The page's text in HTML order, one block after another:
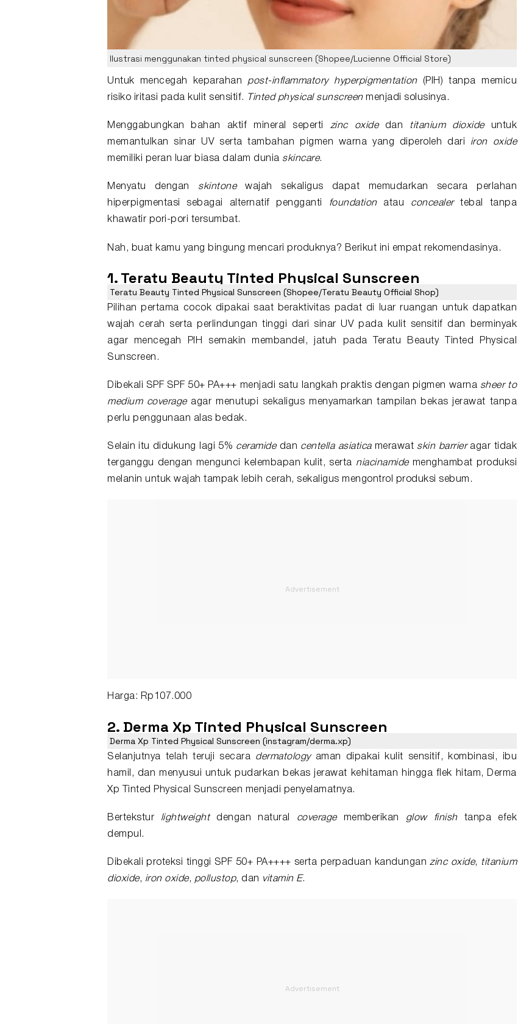
Ilustrasi menggunakan tinted physical sunscreen (Shopee/Lucienne Official Store)
Untuk mencegah keparahan post-inflammatory hyperpigmentation( PIH ) tanpa memicu
risiko iritasi pada kulit sensitif. Tinted physical sunscreen menjadi solusinya.
Menggabungkan bahan aktif mineral seperti zinc oxidedan titanium dioxideuntuk
memantulkan sinar UV serta tambahan pigmen warna yang diperoleh dari iron oxide
memiliki peran luar biasa dalam dunia skincare.
Menyatu dengan skintonewajah sekaligus dapat memudarkan secara perlahan
hiperpigmentasi sebagai alternatif pengganti
foundationatau concealertebal tanpa
khawatir pori-pori tersumbat.
Nah, buat kamu yang bingung mencari produknya? Berikut ini empat rekomendasinya.
1. Teratu Beauty Tinted Physical Sunscreen
Teratu Beauty Tinted Physical Sunscreen (Shopee/Teratu Beauty Official Shop)
Pilihan pertama cocok dipakai saat beraktivitas padat di luar ruangan untuk dapatkan
wajah cerah
serta perlindungan tinggi dari sinar UV pada kulit sensitif dan berminyak
agar mencegah PIH semakin membandel, jatuh pada Teratu Beauty Tinted Physical
Sunscreen.
Dibekali SPF SPF 50+ PA+++ menjadi satu langkah praktis dengan pigmen warna sheer to
medium coverageagar menutupi sekaligus menyamarkan tampilan bekas jerawat tanpa
perlu penggunaan alas bedak.
Selain itu didukung lagi 5% ceramidedan centella asiaticamerawat skin barrieragar tidak
terganggu dengan mengunci kelembapan kulit, serta niacinamidemenghambat produksi
melanin untuk wajah tampak lebih cerah, sekaligus mengontrol produksi sebum.
Harga: Rp107.000
2. Derma Xp Tinted Physical Sunscreen
Derma Xp Tinted Physical Sunscreen (instagram/derma.xp)
Selanjutnya telah teruji secara dermatologyaman dipakai kulit sensitif, kombinasi, ibu
hamil, dan menyusui untuk pudarkan bekas jerawat kehitaman hingga flek hitam, Derma
Xp Tinted Physical Sunscreen menjadi penyelamatnya.
Bertekstur lightweightdengan natural coveragememberikan glow finishtanpa efek
dempul.
Dibekali proteksi tinggi SPF 50+ PA++++ serta perpaduan kandunganzinc oxide,
titanium
dioxide, iron oxide, pollustop, dan vitamin E.